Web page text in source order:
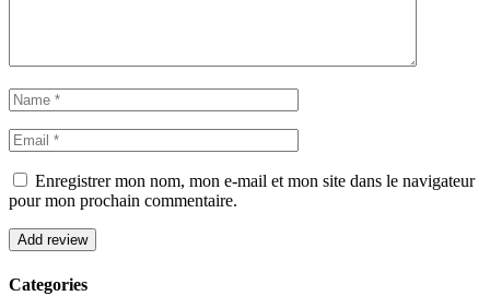
Enregistrer mon nom, mon e-mail et mon site dans le navigateur
pour mon prochain commentaire.
Categories